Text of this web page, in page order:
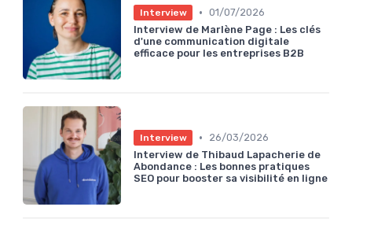
Interview • 01/07/2026
Interview de Marlène Page : Les clés
d'une communication digitale
efficace pour les entreprises B2B
Interview •
26/03/2026
Interview de Thibaud Lapacherie de
Abondance : Les bonnes pratiques
SEO pour booster sa visibilité en ligne